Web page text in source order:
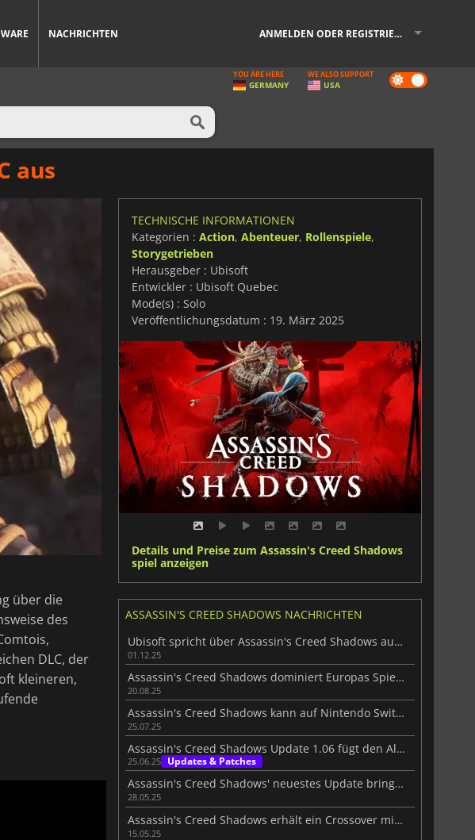
NACHRICHTEN ANMELDEN ODER REGISTRIEREN
Dark
mode
YOU ARE HERE
GERMANY
WE ALSO SUPPORT
USA
aus
über die
des
DLC, der
kleineren,
TECHNISCHE INFORMATIONEN
Kategorien : Action, Abenteuer, Rollenspiele,
Storygetrieben
Herausgeber : Ubisoft
Entwickler : Ubisoft Quebec
Mode(s) : Solo
Veröffentlichungsdatum : 19. März 2025
Details und Preise zum Assassin's Creed Shadows
spiel anzeigen
ASSASSIN'S CREED SHADOWS NACHRICHTEN
Ubisoft spricht über Assassin's Creed Shadows auf Nintendo Switch 2
01.12.25
Assassin's Creed Shadows dominiert Europas Spielecharts 2025
20.08.25
Assassin's Creed Shadows kann auf Nintendo Switch 2 erscheinen
25.07.25
Assassin's Creed Shadows Update 1.06 fügt den Alptraum-Modus hinzu
25.06.25 Updates & Patches
Assassin's Creed Shadows' neuestes Update bringt Crossover und Erweiterungen
28.05.25
Assassin's Creed Shadows erhält ein Crossover mit Dead by Daylight
15.05.25